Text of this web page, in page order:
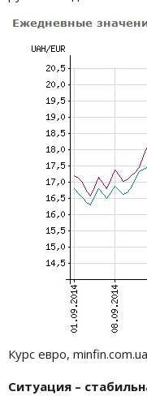
Курс евро, minfin.com.ua
Ситуация –